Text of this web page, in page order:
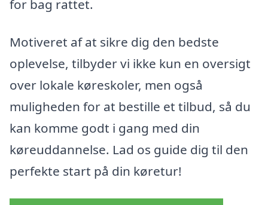
for bag rattet.
Motiveret af at sikre dig den bedste
oplevelse, tilbyder vi ikke kun en oversigt
over lokale køreskoler, men også
muligheden for at bestille et tilbud, så du
kan komme godt i gang med din
køreuddannelse. Lad os guide dig til den
perfekte start på din køretur!